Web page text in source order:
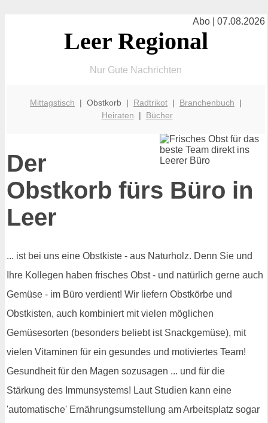
Abo | 07.08.2026
Leer Regional
Nur Gute Nachrichten
Mittagstisch | Obstkorb | Radtrikot | Branchenbuch |
Heiraten | Bücher
Der
Obstkorb fürs Büro in
Leer
... ist bei uns eine Obstkiste - aus Naturholz. Denn Sie und
Ihre Kollegen haben frisches Obst - und natürlich gerne auch
Gemüse - im Büro verdient! Wir liefern Obstkörbe und
Obstkisten, auch kombiniert mit vielen möglichen
Gemüsesorten (besonders beliebt ist Snackgemüse), mit
vielen Vitaminen für ein gesundes und motiviertes Team!
Gesundheit für den Magen sozusagen ... und für die
Stärkung des Immunsystems! Laut Studien kann eine
'automatische' Ernährungsumstellung am Arbeitsplatz sogar